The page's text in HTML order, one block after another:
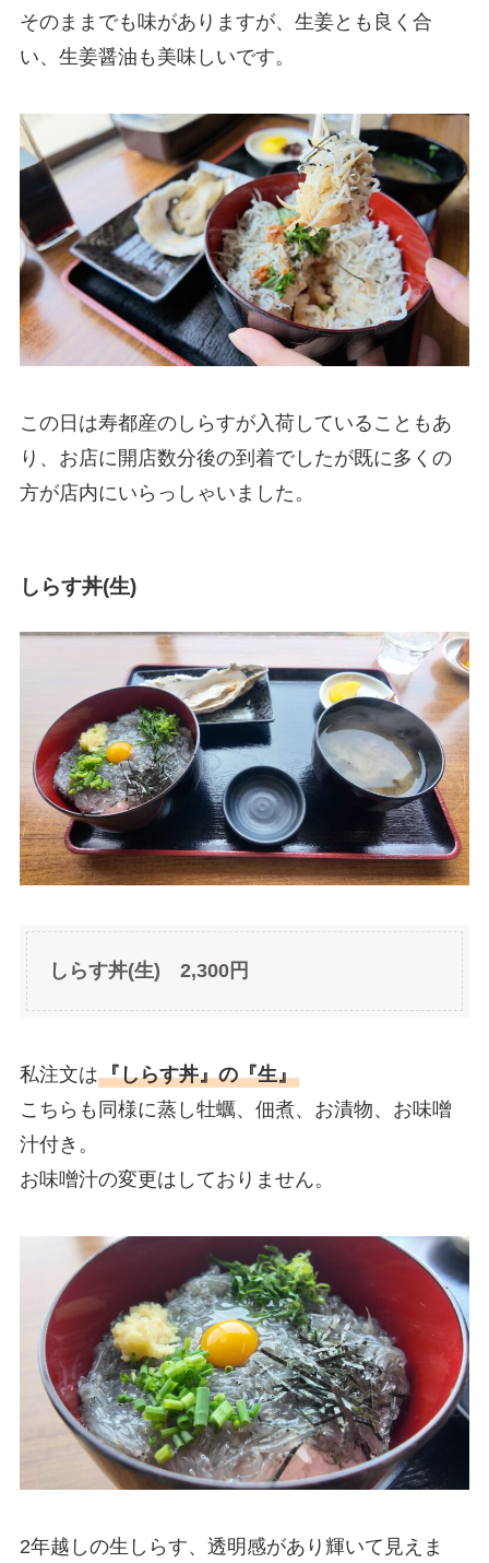
そのままでも味がありますが、生姜とも良く合
い、生姜醤油も美味しいです。
この日は寿都産のしらすが入荷していることもあ
り、お店に開店数分後の到着でしたが既に多くの
方が店内にいらっしゃいました。
しらす丼(生)
しらす丼(生) 2,300円
私注文は『しらす丼』の『生』
こちらも同様に蒸し牡蠣、佃煮、お漬物、お味噌
汁付き。
お味噌汁の変更はしておりません。
2年越しの生しらす、透明感があり輝いて見えま